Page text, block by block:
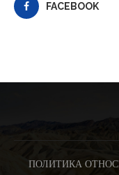
FACEBOOK
ПОЛИТИКА